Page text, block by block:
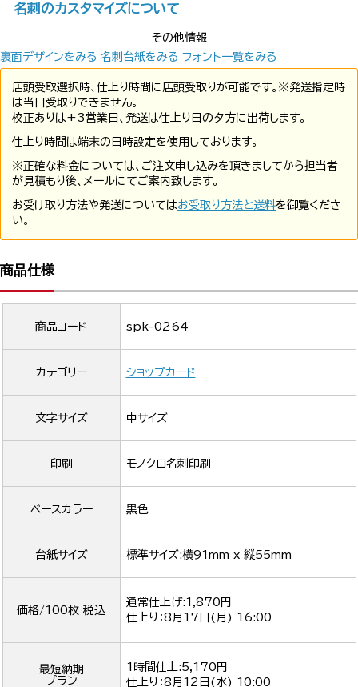
名刺のカスタマイズについて
その他情報
裏面デザインをみる 名刺台紙をみる フォント一覧をみる
店頭受取選択時、仕上り時間に店頭受取りが可能です。※発送指定時
は当日受取りできません。
校正ありは+3営業日、発送は仕上り日の夕方に出荷します。
仕上り時間は端末の日時設定を使用しております。
※正確な料金については、ご注文申し込みを頂きましてから担当者
が見積もり後、メールにてご案内致します。
お受け取り方法や発送についてはお受取り方法と送料を御覧くださ
い。
商品仕様
商品コード spk-0264
カテゴリー ショップカード
文字サイズ 中サイズ
印刷 モノクロ名刺印刷
ベースカラー 黒色
台紙サイズ 標準サイズ:横91mm x 縦55mm
価格/100枚 税込
通常仕上げ:1,870円
仕上り：8月17日(月) 16:00
最短納期
プラン
1時間仕上:5,170円
仕上り：8月12日(水) 10:00